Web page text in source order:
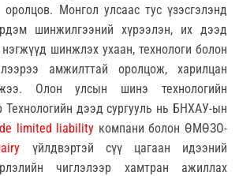
Монгол улсаас тус үзэсгэлэнд
шинжилгээний хүрээлэн, их дээд
шинжлэх ухаан, технологи болон
амжилттай оролцож, харилцан
Олон улсын шинэ технологийн
Технологийн дээд сургууль нь БНХАУ-ын
limited liability компани болон ӨМӨЗО-
үйлдвэртэй сүү цагаан идээний
чиглэлээр хамтран ажиллах